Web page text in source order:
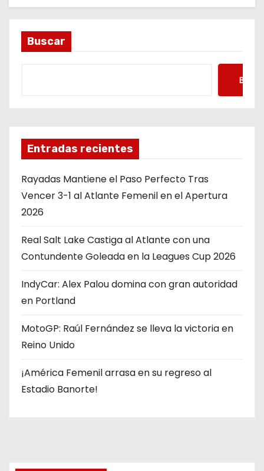
Buscar
Entradas recientes
Rayadas Mantiene el Paso Perfecto Tras
Vencer 3-1 al Atlante Femenil en el Apertura
2026
Real Salt Lake Castiga al Atlante con una
Contundente Goleada en la Leagues Cup 2026
IndyCar: Alex Palou domina con gran autoridad
en Portland
MotoGP: Raúl Fernández se lleva la victoria en
Reino Unido
¡América Femenil arrasa en su regreso al
Estadio Banorte!